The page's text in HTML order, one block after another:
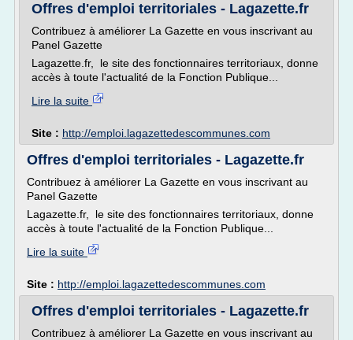
Offres d'emploi territoriales - Lagazette.fr
Contribuez à améliorer La Gazette en vous inscrivant au
Panel Gazette
Lagazette.fr, le site des fonctionnaires territoriaux, donne
accès à toute l'actualité de la Fonction Publique...
Lire la suite
Site : http://emploi.lagazettedescommunes.com
Offres d'emploi territoriales - Lagazette.fr
Contribuez à améliorer La Gazette en vous inscrivant au
Panel Gazette
Lagazette.fr, le site des fonctionnaires territoriaux, donne
accès à toute l'actualité de la Fonction Publique...
Lire la suite
Site : http://emploi.lagazettedescommunes.com
Offres d'emploi territoriales - Lagazette.fr
Contribuez à améliorer La Gazette en vous inscrivant au